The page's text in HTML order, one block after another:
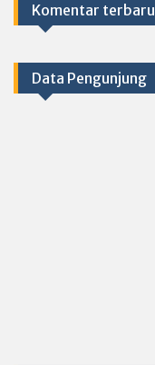
Komentar terbaru
Data Pengunjung